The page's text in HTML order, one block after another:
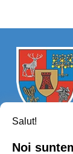
Salut!
Noi